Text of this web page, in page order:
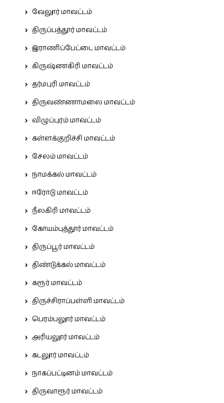
வேலூர் மாவட்டம்
திருப்பத்தூர் மாவட்டம்
இராணிப்பேட்டை மாவட்டம்
கிருஷ்ணகிரி மாவட்டம்
தர்மபுரி மாவட்டம்
திருவண்ணாமலை மாவட்டம்
விழுப்புரம் மாவட்டம்
கள்ளக்குறிச்சி மாவட்டம்
சேலம் மாவட்டம்
நாமக்கல் மாவட்டம்
ஈரோடு மாவட்டம்
நீலகிரி மாவட்டம்
கோயம்புத்தூர் மாவட்டம்
திருப்பூர் மாவட்டம்
திண்டுக்கல் மாவட்டம்
கரூர் மாவட்டம்
திருச்சிராப்பள்ளி மாவட்டம்
பெரம்பலூர் மாவட்டம்
அரியலூர் மாவட்டம்
கடலூர் மாவட்டம்
நாகப்பட்டினம் மாவட்டம்
திருவாரூர் மாவட்டம்